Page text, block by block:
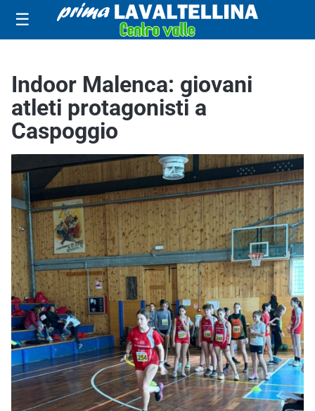
☰
Indoor Malenca: giovani
atleti protagonisti a
Caspoggio